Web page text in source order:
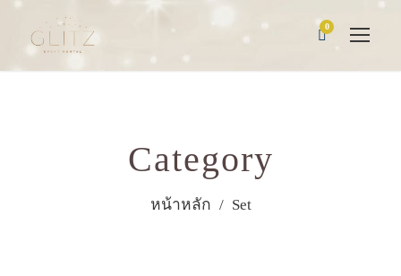
0
Category
หน้าหลัก / Set